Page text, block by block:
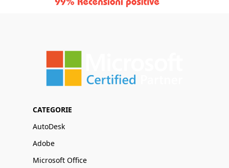
CATEGORIE
AutoDesk
Adobe
Microsoft Office